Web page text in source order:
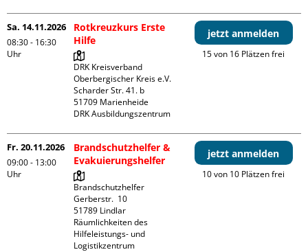
Sa. 14.11.2026
08:30 - 16:30
Uhr
Rotkreuzkurs Erste
Hilfe
DRK Kreisverband
Oberbergischer Kreis e.V.
Scharder Str. 41. b
51709 Marienheide
DRK Ausbildungszentrum
jetzt anmelden
15 von 16 Plätzen frei
Fr. 20.11.2026
09:00 - 13:00
Uhr
Brandschutzhelfer &
Evakuierungshelfer
Brandschutzhelfer
Gerberstr.  10
51789 Lindlar
Räumlichkeiten des
Hilfeleistungs- und
Logistikzentrum
jetzt anmelden
10 von 10 Plätzen frei